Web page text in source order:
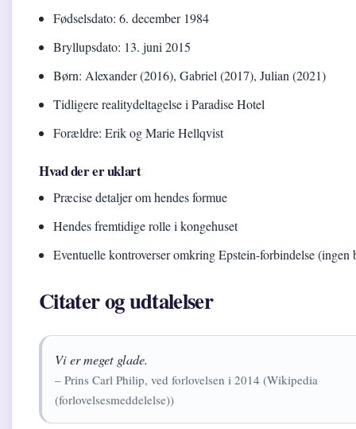
Fødselsdato: 6. december 1984
Bryllupsdato: 13. juni 2015
Børn: Alexander (2016), Gabriel (2017), Julian (2021)
Tidligere realitydeltagelse i Paradise Hotel
Forældre: Erik og Marie Hellqvist
Hvad der er uklart
Præcise detaljer om hendes formue
Hendes fremtidige rolle i kongehuset
Eventuelle kontroverser omkring Epstein-forbindelse (ingen
Citater og udtalelser
Vi er meget glade.
– Prins Carl Philip, ved forlovelsen i 2014 (Wikipedia
(forlovelsesmeddelelse))